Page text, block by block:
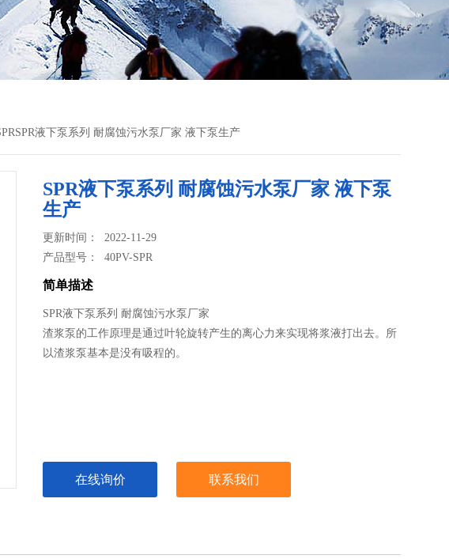
液下泵系列 耐腐蚀污水泵厂家 液下泵生产
SPR液下泵系列 耐腐蚀污水泵厂家 液下泵
生产
更新时间： 2022-11-29
产品型号：40PV-SPR
简单描述
SPR液下泵系列 耐腐蚀污水泵厂家
渣浆泵的工作原理是通过叶轮旋转产生的离心力来实现将浆液打出去。所
以渣浆泵基本是没有吸程的。
在线询价 联系我们